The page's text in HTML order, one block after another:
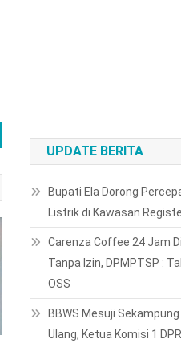
UPDATE BERITA
Bupati Ela Dorong
Listrik di Kawasan
Carenza Coffee 24 Jam
Tanpa Izin, DPMPTSP :
OSS
BBWS Mesuji
Ulang, Ketua Komisi 1